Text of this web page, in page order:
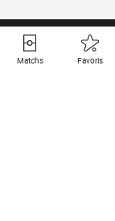
Matchs Favoris